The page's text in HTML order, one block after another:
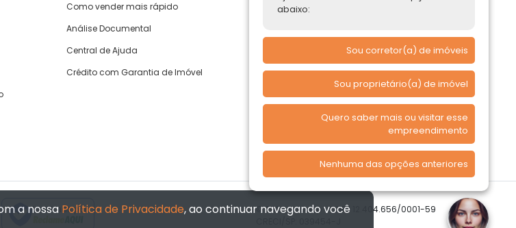
abaixo:
Sou corretor(a) de imóveis
Sou proprietário(a) de imóvel
Quero saber mais ou visitar esse
empreendimento
Nenhuma das opções anteriores
Como vender mais rápido
Análise Documental
Central de Ajuda
Crédito com Garantia de Imóvel
Quero Comprar
Verificada por
© 2026 Imóvelp • CNPJ 12.404.656/0001-59
a nossa Política de Privacidade, ao continuar navegando você